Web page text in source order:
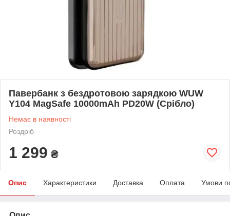
Павербанк з бездротовою зарядкою WUW
Y104 MagSafe 10000mAh PD20W (Срібло)
Немає в наявності
Роздріб
1 299 ₴
Опис Характеристики Доставка Оплата Умови